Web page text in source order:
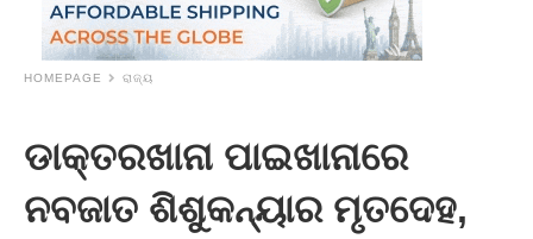
HOMEPAGE ରାଜ୍ୟ
ଡାକ୍ତରଖାନା ପାଇଖାନାରେ
ନବଜାତ ଶିଶୁକନ୍ୟାର ମୃତଦେହ,